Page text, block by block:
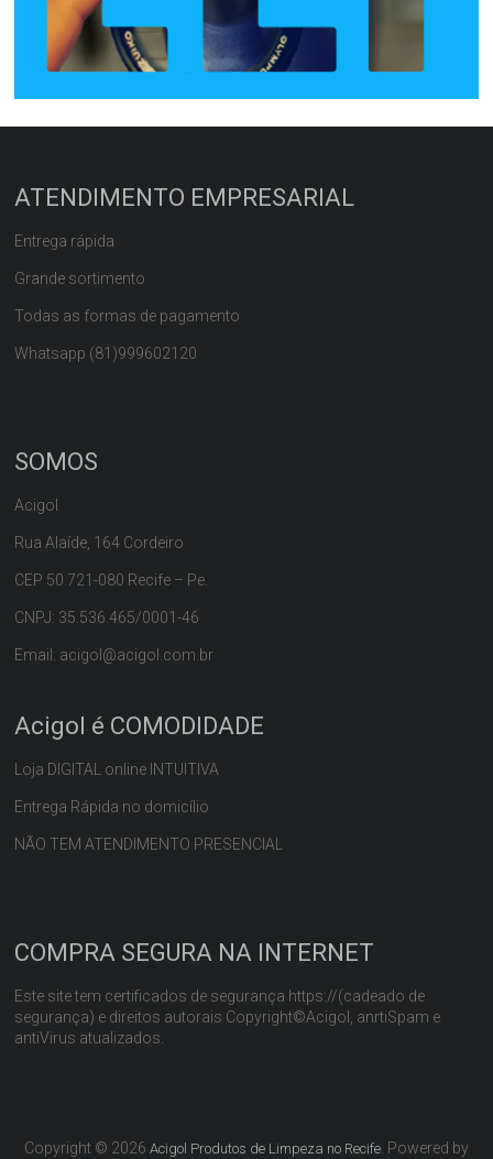
ATENDIMENTO EMPRESARIAL
Entrega rápida
Grande sortimento
Todas as formas de pagamento
Whatsapp (81)999602120
SOMOS
Acigol
Rua Alaíde, 164 Cordeiro
CEP 50.721-080 Recife – Pe.
CNPJ: 35.536.465/0001-46
Email: acigol@acigol.com.br
Acigol é COMODIDADE
Loja DIGITAL online INTUITIVA
Entrega Rápida no domicílio
NÃO TEM ATENDIMENTO PRESENCIAL
COMPRA SEGURA NA INTERNET
Este site tem certificados de segurança https://(cadeado de
segurança) e direitos autorais Copyright©Acigol, anrtiSpam e
antiVirus atualizados.
Copyright © 2026 Acigol Produtos de Limpeza no Recife. Powered by